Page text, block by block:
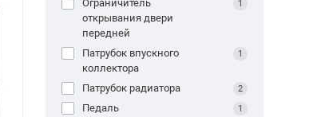
Ограничитель
открывания двери
передней
1
Патрубок впускного
коллектора
1
Патрубок радиатора 2
Педаль 1